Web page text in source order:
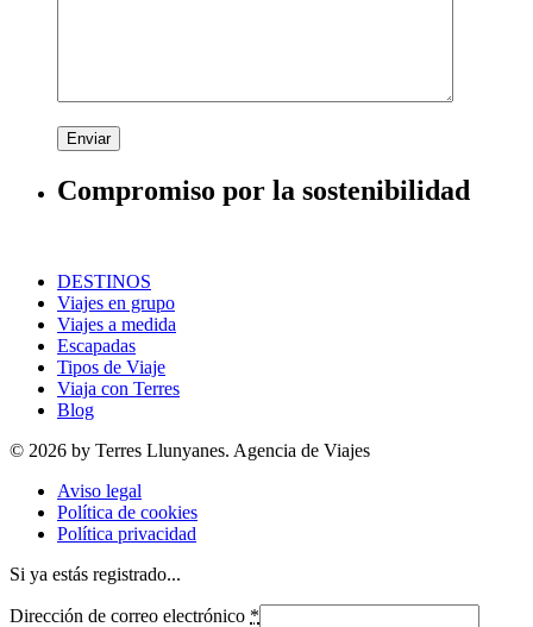
Enviar
Compromiso por la sostenibilidad
DESTINOS
Viajes en grupo
Viajes a medida
Escapadas
Tipos de Viaje
Viaja con Terres
Blog
© 2026 by Terres Llunyanes. Agencia de Viajes
Aviso legal
Política de cookies
Política privacidad
Si ya estás registrado...
Dirección de correo electrónico *